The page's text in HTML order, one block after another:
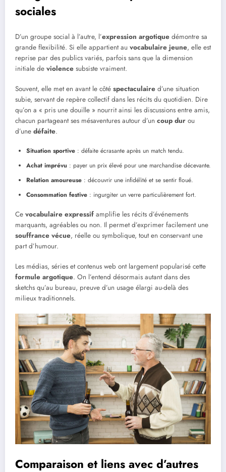
sociales
D’un groupe social à l’autre, l’expression argotique démontre sa
grande flexibilité. Si elle appartient au vocabulaire jeune, elle est
reprise par des publics variés, parfois sans que la dimension
initiale de violence subsiste vraiment.
Souvent, elle met en avant le côté spectaculaire d’une situation
subie, servant de repère collectif dans les récits du quotidien. Dire
qu’on a « pris une douille » nourrit ainsi les discussions entre amis,
chacun partageant ses mésaventures autour d’un coup dur ou
d’une défaite.
Situation sportive : défaite écrasante après un match tendu.
Achat imprévu : payer un prix élevé pour une marchandise décevante.
Relation amoureuse : découvrir une infidélité et se sentir floué.
Consommation festive : ingurgiter un verre particulièrement fort.
Ce vocabulaire expressif amplifie les récits d’événements
marquants, agréables ou non. Il permet d’exprimer facilement une
souffrance vécue, réelle ou symbolique, tout en conservant une
part d’humour.
Les médias, séries et contenus web ont largement popularisé cette
formule argotique. On l’entend désormais autant dans des
sketchs qu’au bureau, preuve d’un usage élargi au-delà des
milieux traditionnels.
Comparaison et liens avec d’autres